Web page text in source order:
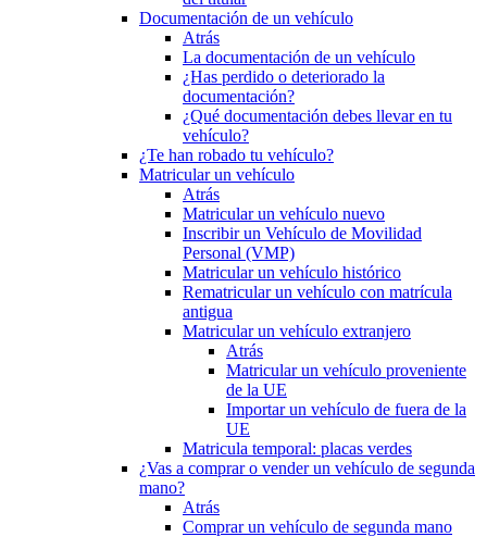
Documentación de un vehículo
Atrás
La documentación de un vehículo
¿Has perdido o deteriorado la
documentación?
¿Qué documentación debes llevar en tu
vehículo?
¿Te han robado tu vehículo?
Matricular un vehículo
Atrás
Matricular un vehículo nuevo
Inscribir un Vehículo de Movilidad
Personal (VMP)
Matricular un vehículo histórico
Rematricular un vehículo con matrícula
antigua
Matricular un vehículo extranjero
Atrás
Matricular un vehículo proveniente
de la UE
Importar un vehículo de fuera de la
UE
Matricula temporal: placas verdes
¿Vas a comprar o vender un vehículo de segunda
mano?
Atrás
Comprar un vehículo de segunda mano